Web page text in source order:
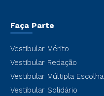
Faça Parte
Vestibular Mérito
Vestibular Redação
Vestibular Múltipla Escolha
Vestibular Solidário